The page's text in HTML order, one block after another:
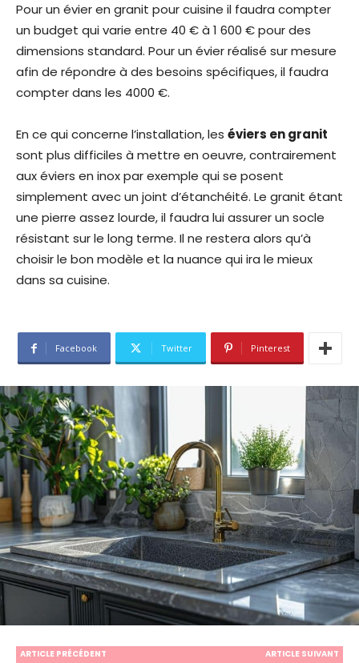
Pour un évier en granit pour cuisine il faudra compter
un budget qui varie entre 40 € à 1 600 € pour des
dimensions standard. Pour un évier réalisé sur mesure
afin de répondre à des besoins spécifiques, il faudra
compter dans les 4000 €.
En ce qui concerne l’installation, les éviers en granit
sont plus difficiles à mettre en oeuvre, contrairement
aux éviers en inox par exemple qui se posent
simplement avec un joint d’étanchéité. Le granit étant
une pierre assez lourde, il faudra lui assurer un socle
résistant sur le long terme. Il ne restera alors qu’à
choisir le bon modèle et la nuance qui ira le mieux
dans sa cuisine.
Facebook Twitter Pinterest
ARTICLE PRÉCÉDENT ARTICLE SUIVANT